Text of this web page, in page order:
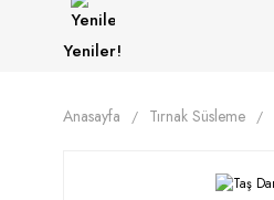
Yeniler!
Anasayfa Tırnak Süsleme